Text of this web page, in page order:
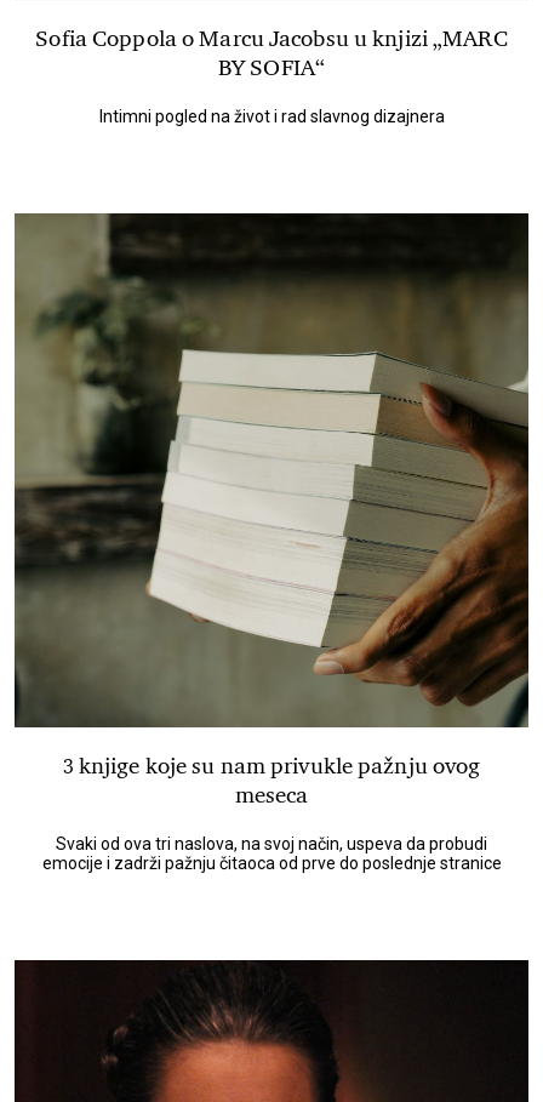
Sofia Coppola o Marcu Jacobsu u knjizi „MARC
BY SOFIA“
Intimni pogled na život i rad slavnog dizajnera
3 knjige koje su nam privukle pažnju ovog
meseca
Svaki od ova tri naslova, na svoj način, uspeva da probudi
emocije i zadrži pažnju čitaoca od prve do poslednje stranice